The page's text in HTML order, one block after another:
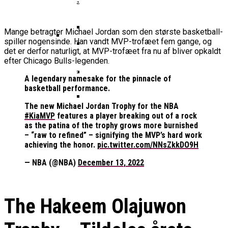
Bakken Bears Skuffede Og
Misser Champions League-
Gruppespil
Danske Tobias Jensen Fik
Spilletid I Testkamp Mod
Portland Trail Blazers
Danske Tobias Jensen Skal Møde
Portland Trail Blazers I NBA-
Kamp
Grupperne Og Sæt Krydser I Din
Kalender
Medie: Lebron James Vil Stå I
Spidsen For USA Ved OL 2024
Medlemstal I Dansk Basket Boomer:
Fremgang For 12. År I Træk
Mange betragter Michael Jordan som den største basketball-
spiller nogensinde. Han vandt MVP-trofæet fem gange, og
det er derfor naturligt, at MVP-trofæet fra nu af bliver opkaldt
efter Chicago Bulls-legenden.
A legendary namesake for the pinnacle of
basketball performance.
The new Michael Jordan Trophy for the NBA
#KiaMVP features a player breaking out of a rock
as the patina of the trophy grows more burnished
– “raw to refined” – signifying the MVP’s hard work
achieving the honor. pic.twitter.com/NNsZkkDO9H
— NBA (@NBA) December 13, 2022
The Hakeem Olajuwon